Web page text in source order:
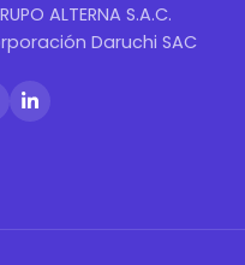
ALTERNA S.A.C.
Daruchi SAC